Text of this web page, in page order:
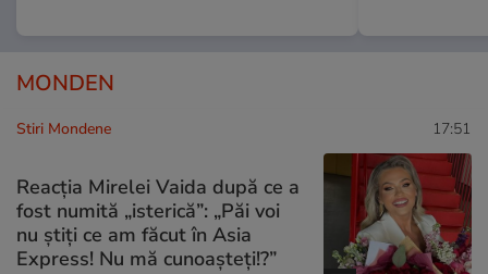
MONDEN
Stiri Mondene 17:51
Reacția Mirelei Vaida după ce a
fost numită „isterică”: „Păi voi
nu știți ce am făcut în Asia
Express! Nu mă cunoașteți!?”